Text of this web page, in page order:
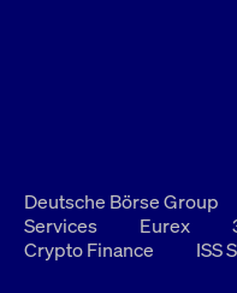
Deutsche Börse Group
Services
Eurex
Crypto Finance
ISS